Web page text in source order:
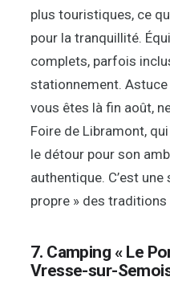
plus touristiques, ce
pour la tranquillité.
complets, parfois
stationnement.
vous êtes là fin août,
Foire de Libramont,
le détour pour son
authentique. C’est
propre » des traditions
7. Camping « Le
Vresse-sur-